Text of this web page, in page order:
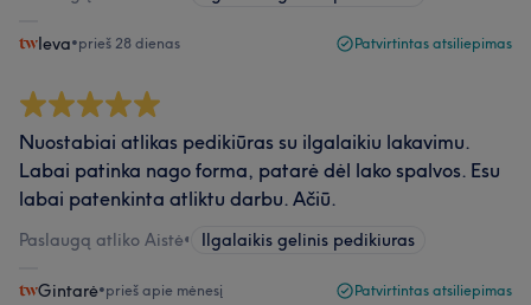
Ieva•prieš 28 dienas Patvirtintas atsiliepimas
Nuostabiai atlikas pedikiūras su ilgalaikiu lakavimu.
Labai patinka nago forma, patarė dėl lako spalvos. Esu
labai patenkinta atliktu darbu. Ačiū.
Paslaugą atliko Aistė• Ilgalaikis gelinis pedikiuras
Gintarė•prieš apie mėnesį Patvirtintas atsiliepimas